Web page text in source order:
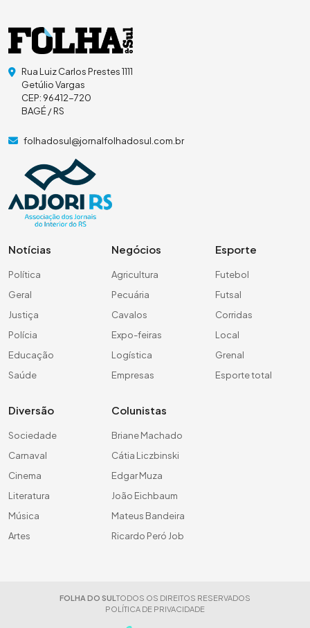
Rua Luiz Carlos Prestes 1111
Getúlio Vargas
CEP: 96412-720
BAGÉ / RS
folhadosul@jornalfolhadosul.com.br
Notícias
Política
Geral
Justiça
Polícia
Educação
Saúde
Negócios
Agricultura
Pecuária
Cavalos
Expo-feiras
Logística
Empresas
Esporte
Futebol
Futsal
Corridas
Local
Grenal
Esporte total
Diversão
Sociedade
Carnaval
Cinema
Literatura
Música
Artes
Colunistas
Briane Machado
Cátia Liczbinski
Edgar Muza
João Eichbaum
Mateus Bandeira
Ricardo Peró Job
FOLHA DO SUL TODOS OS DIREITOS RESERVADOS
POLÍTICA DE PRIVACIDADE